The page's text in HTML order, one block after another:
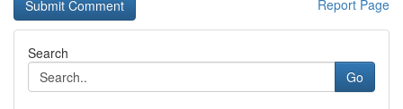
Report Page
Search
Go